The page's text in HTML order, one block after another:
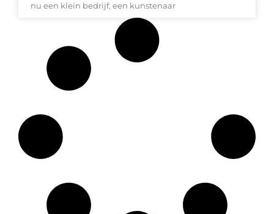
nu een klein bedrijf, een kunstenaar